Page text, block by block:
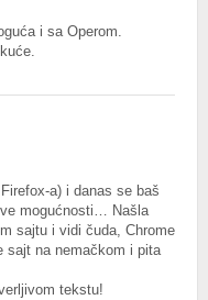
i sa Operom.
a) i danas se baš
mogućnosti… Našla
sajtu i vidi čuda, Chrome
sajt na nemačkom i pita
tekstu!